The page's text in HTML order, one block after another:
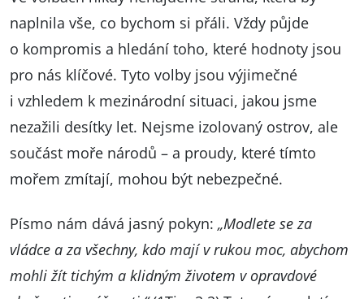
naplnila vše, co bychom si přáli. Vždy půjde
o kompromis a hledání toho, které hodnoty jsou
pro nás klíčové. Tyto volby jsou výjimečné
i vzhledem k mezinárodní situaci, jakou jsme
nezažili desítky let. Nejsme izolovaný ostrov, ale
součást moře národů – a proudy, které tímto
mořem zmítají, mohou být nebezpečné.
Písmo nám dává jasný pokyn: „Modlete se za
vládce a za všechny, kdo mají v rukou moc, abychom
mohli žít tichým a klidným životem v opravdové